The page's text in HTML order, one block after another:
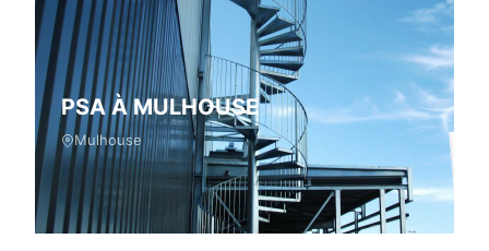
PSA À MULHOUSE
Mulhouse